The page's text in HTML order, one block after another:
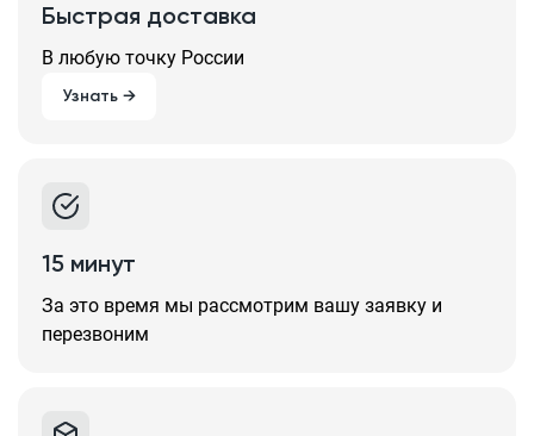
Быстрая доставка
В любую точку России
Узнать →
15 минут
За это время мы рассмотрим вашу заявку и
перезвоним